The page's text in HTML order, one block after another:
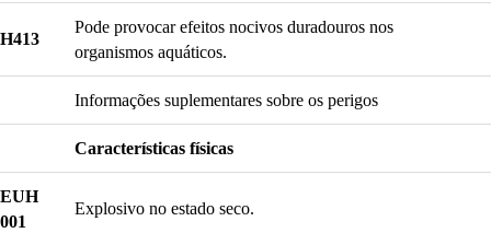
H413
Pode provocar efeitos nocivos duradouros nos
organismos aquáticos.
Informações suplementares sobre os perigos
Características físicas
EUH
001
Explosivo no estado seco.